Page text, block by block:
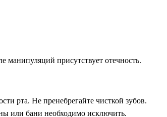
манипуляций присутствует отечность.
рта. Не пренебрегайте чисткой зубов.
или бани необходимо исключить.